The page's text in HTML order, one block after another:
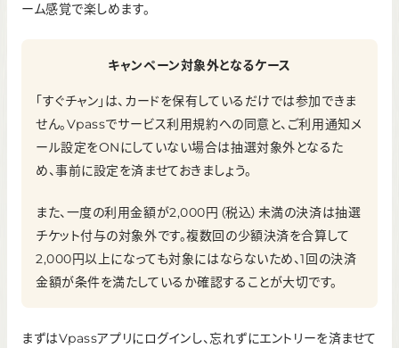
特典付与のタイミング
ーム感覚で楽しめます。
キャンペーン対象外となるケース
「すぐチャン」は、カードを保有しているだけでは参加できま
せん。Vpassでサービス利用規約への同意と、ご利用通知メ
ール設定をONにしていない場合は抽選対象外となるた
め、事前に設定を済ませておきましょう。
また、一度の利用金額が2,000円（税込）未満の決済は抽選
チケット付与の対象外です。複数回の少額決済を合算して
2,000円以上になっても対象にはならないため、1回の決済
金額が条件を満たしているか確認することが大切です。
まずはVpassアプリにログインし、忘れずにエントリーを済ませて